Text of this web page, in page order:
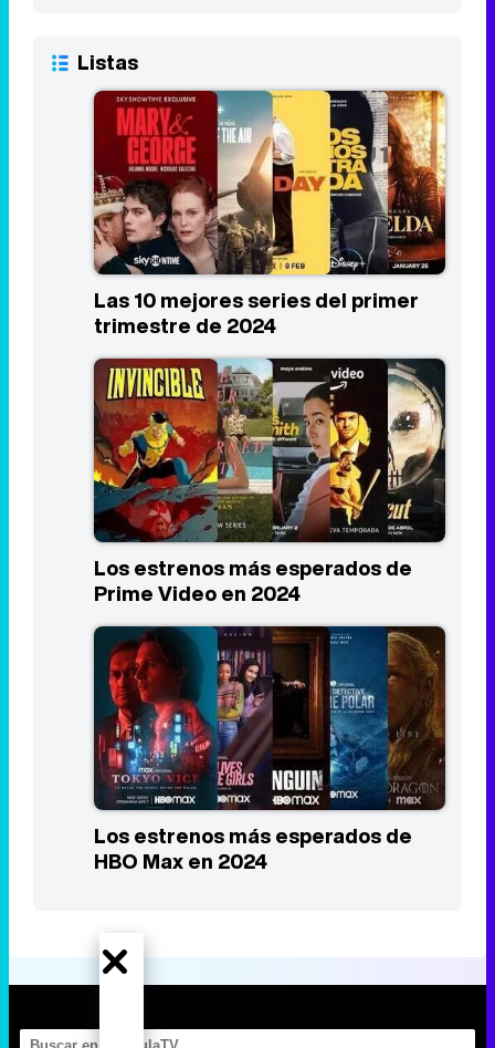
Las 10 mejores series del primer
trimestre de 2024
Los estrenos más esperados de
Prime Video en 2024
Los estrenos más esperados de
HBO Max en 2024
Noticias
Series